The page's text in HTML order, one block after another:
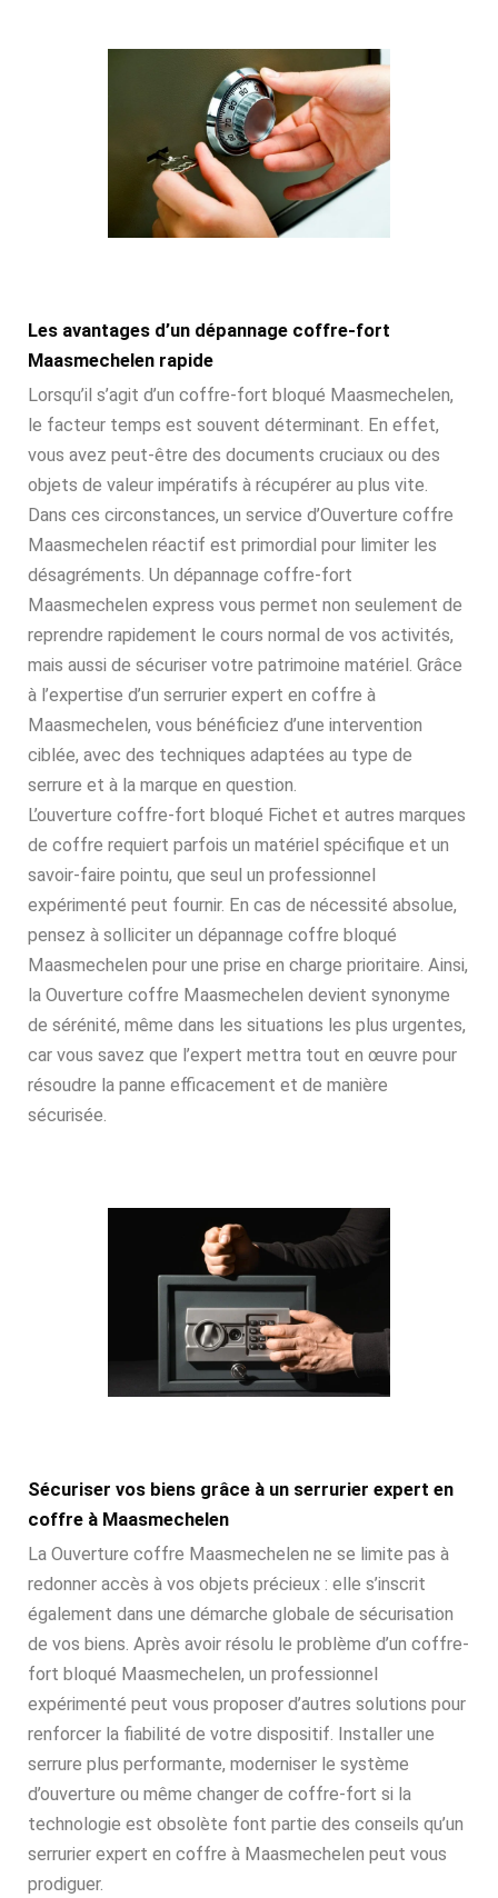
Les avantages d’un dépannage coffre-fort
Maasmechelen rapide
Lorsqu’il s’agit d’un coffre-fort bloqué Maasmechelen,
le facteur temps est souvent déterminant. En effet,
vous avez peut-être des documents cruciaux ou des
objets de valeur impératifs à récupérer au plus vite.
Dans ces circonstances, un service d’Ouverture coffre
Maasmechelen réactif est primordial pour limiter les
désagréments. Un dépannage coffre-fort
Maasmechelen express vous permet non seulement de
reprendre rapidement le cours normal de vos activités,
mais aussi de sécuriser votre patrimoine matériel. Grâce
à l’expertise d’un serrurier expert en coffre à
Maasmechelen, vous bénéficiez d’une intervention
ciblée, avec des techniques adaptées au type de
serrure et à la marque en question.
L’ouverture coffre-fort bloqué Fichet et autres marques
de coffre requiert parfois un matériel spécifique et un
savoir-faire pointu, que seul un professionnel
expérimenté peut fournir. En cas de nécessité absolue,
pensez à solliciter un dépannage coffre bloqué
Maasmechelen pour une prise en charge prioritaire. Ainsi,
la Ouverture coffre Maasmechelen devient synonyme
de sérénité, même dans les situations les plus urgentes,
car vous savez que l’expert mettra tout en œuvre pour
résoudre la panne efficacement et de manière
sécurisée.
Sécuriser vos biens grâce à un serrurier expert en
coffre à Maasmechelen
La Ouverture coffre Maasmechelen ne se limite pas à
redonner accès à vos objets précieux : elle s’inscrit
également dans une démarche globale de sécurisation
de vos biens. Après avoir résolu le problème d’un coffre-
fort bloqué Maasmechelen, un professionnel
expérimenté peut vous proposer d’autres solutions pour
renforcer la fiabilité de votre dispositif. Installer une
serrure plus performante, moderniser le système
d’ouverture ou même changer de coffre-fort si la
technologie est obsolète font partie des conseils qu’un
serrurier expert en coffre à Maasmechelen peut vous
prodiguer.